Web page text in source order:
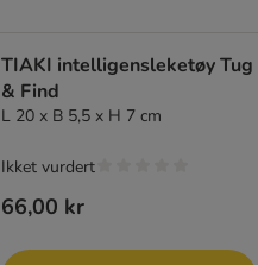
TIAKI intelligensleketøy Tug
& Find
L 20 x B 5,5 x H 7 cm
66,00 kr
Ikket vurdert